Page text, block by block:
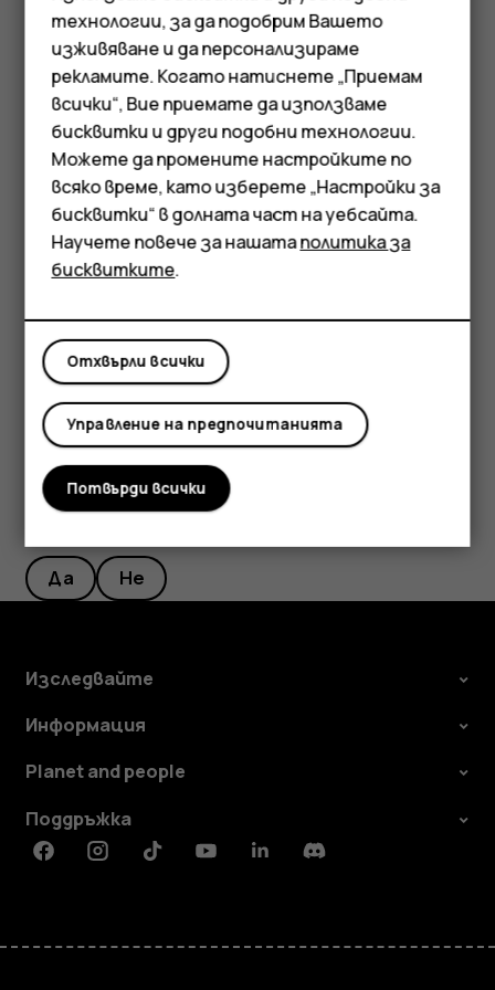
Смартфони
Мобилни телефони
Аксесоари
Таблети
си в лентата за търсене.
ДокоснетеУПЪТВАНИЯ. Маркираната икона
показва начина на придвижване, напримерdirections_car
да промените начина, изберете новия начин
под лентата за търсене.
Ако не искате началната точка да е текущото
ви местоположение, докоснетеВашето
местоположениеи потърсете нова начална
точка.
колко време ще ви отнеме да стигнете дотам. За да
видите подробни упътвания, докоснете
ИНФОРМАЦИЯ ЗА МАРШРУТА
Да Не
Изследвайте
Информация
Planet and people
Поддръжка
FacebookInstagramTiktokYoutubeLinkedinDiscord
технологии, за да подобрим Вашето
изживяване и да персонализираме
рекламите. Когато натиснете „Приемам
всички“, Вие приемате да използваме
бисквитки и други подобни технологии.
Можете да промените настройките по
всяко време, като изберете „Настройки за
бисквитки“ в долната част на уебсайта.
Научете повече за нашатаполитика за
бисквитките.
Отхвърли всички
Управление на предпочитанията
Потвърди всички